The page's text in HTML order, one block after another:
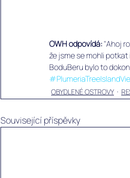
OWH odpovídá: "Ahoj
že jsme se mohli
BoduBeru bylo to
OBYDLENÉ OSTROVY
Související příspěvky